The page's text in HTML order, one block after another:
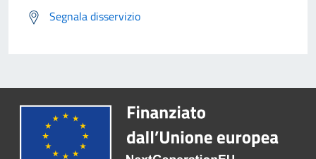
Segnala disservizio